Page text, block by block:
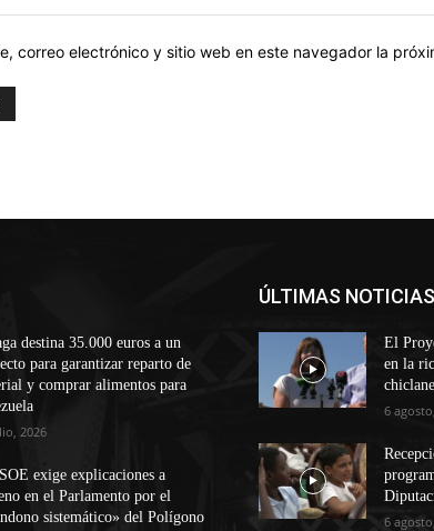
correo electrónico y sitio web en este navegador la
destina 35.000 euros a un
para garantizar reparto de
y comprar alimentos para
2026
exige explicaciones a
en el Parlamento por el
sistemático» del Polígono
ÚLTIMAS NOTICIAS
El
en la
6
6